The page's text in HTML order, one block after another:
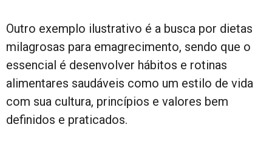
Outro exemplo ilustrativo é a busca por dietas
milagrosas para emagrecimento, sendo que o
essencial é desenvolver hábitos e rotinas
alimentares saudáveis como um estilo de vida
com sua cultura, princípios e valores bem
definidos e praticados.